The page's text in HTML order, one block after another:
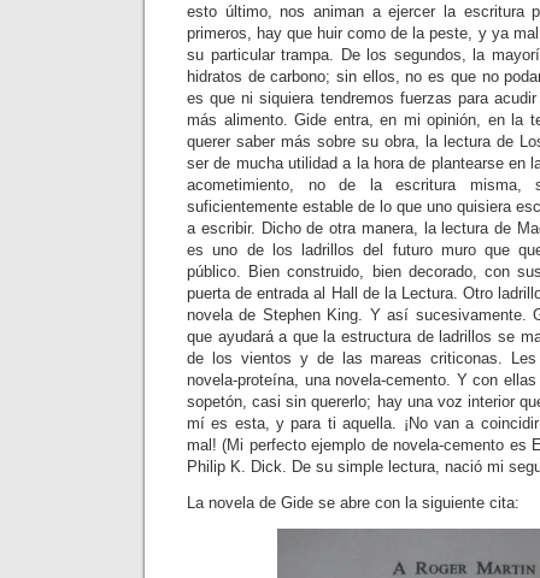
esto último, nos animan a ejercer la escritura
primeros, hay que huir como de la peste, y ya
su particular trampa. De los segundos, la
hidratos de carbono; sin ellos, no es que no
es que ni siquiera tendremos fuerzas para
más alimento. Gide entra, en mi opinión, en la
querer saber más sobre su obra, la lectura de
ser de mucha utilidad a la hora de plantearse en
acometimiento, no de la escritura
suficientemente estable de lo que uno quisiera
a escribir. Dicho de otra manera, la lectura de
es uno de los ladrillos del futuro muro que
público. Bien construido, bien decorado, con
puerta de entrada al Hall de la Lectura. Otro
novela de Stephen King. Y así sucesivamente.
que ayudará a que la estructura de ladrillos se
de los vientos y de las mareas criticonas. Les
novela-proteína, una novela-cemento. Y con
sopetón, casi sin quererlo; hay una voz interior
mí es esta, y para ti aquella. ¡No van a
mal! (Mi perfecto ejemplo de novela-cemento es
Philip K. Dick. De su simple lectura, nació mi
La novela de Gide se abre con la siguiente cita: